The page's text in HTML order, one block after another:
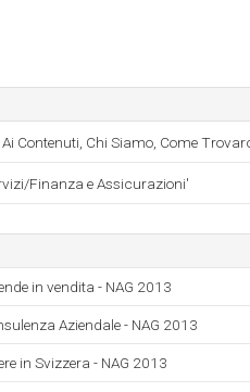
Contenuti, Chi Siamo, Come
Finanza e Assicurazioni'
in vendita - NAG 2013
Aziendale - NAG 2013
in Svizzera - NAG 2013